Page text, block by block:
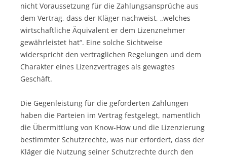
nicht Voraussetzung für die Zahlungsansprüche aus
dem Vertrag, dass der Kläger nachweist, „welches
wirtschaftliche Äquivalent er dem Lizenznehmer
gewährleistet hat“. Eine solche Sichtweise
widerspricht den vertraglichen Regelungen und dem
Charakter eines Lizenzvertrages als gewagtes
Geschäft.
Die Gegenleistung für die geforderten Zahlungen
haben die Parteien im Vertrag festgelegt, namentlich
die Übermittlung von Know-How und die Lizenzierung
bestimmter Schutzrechte, was nur erfordert, dass der
Kläger die Nutzung seiner Schutzrechte durch den